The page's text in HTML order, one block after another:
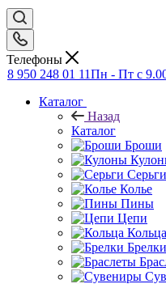
Телефоны
8 950 248 01 11Пн - Пт с
Каталог
Назад
Каталог
Броши
Серьги
Колье
Пины
Цепи
Кольца
Брелки